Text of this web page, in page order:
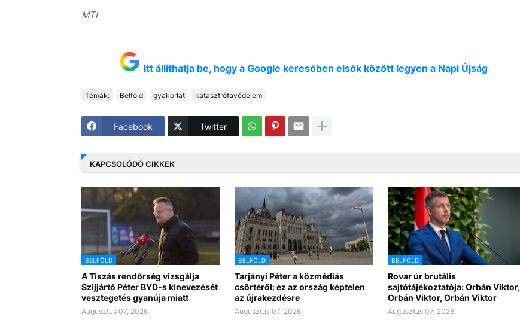
MTI
Itt állíthatja be, hogy a Google keresőben elsők között legyen a Napi Újság
Témák: Belföld gyakorlat katasztrófavédelem
Facebook Twitter
KAPCSOLÓDÓ CIKKEK
BELFÖLD
A Tiszás rendőrség vizsgálja
Szijjártó Péter BYD-s kinevezését
vesztegetés gyanúja miatt
Augusztus 07, 2026
BELFÖLD
Tarjányi Péter a közmédiás
csörtéről: ez az ország képtelen
az újrakezdésre
Augusztus 07, 2026
BELFÖLD
Rovar úr brutális
sajtótájékoztatója: Orbán Viktor,
Orbán Viktor, Orbán Viktor
Augusztus 07, 2026